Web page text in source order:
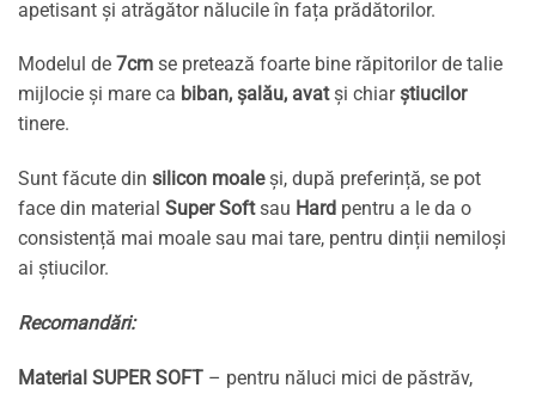
apetisant și atrăgător nălucile în fața prădătorilor.
Modelul de 7cm se pretează foarte bine răpitorilor de talie
mijlocie și mare ca biban, șalău, avatși chiarștiucilor
tinere.
Sunt făcute din silicon moaleși, după preferință, se pot
face din material Super Softsau Hard pentru a le da o
consistență mai moale sau mai tare, pentru dinții nemiloși
ai știucilor.
Recomandări:
Material SUPER SOFT – pentru năluci mici de păstrăv,